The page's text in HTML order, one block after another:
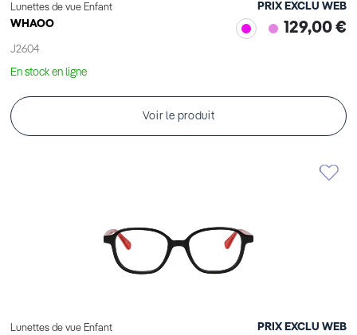
Lunettes de vue Enfant
WHAOO
J2604
PRIX EXCLU WEB
129,00 €
En stock en ligne
Voir le produit
Lunettes de vue Enfant PRIX EXCLU WEB